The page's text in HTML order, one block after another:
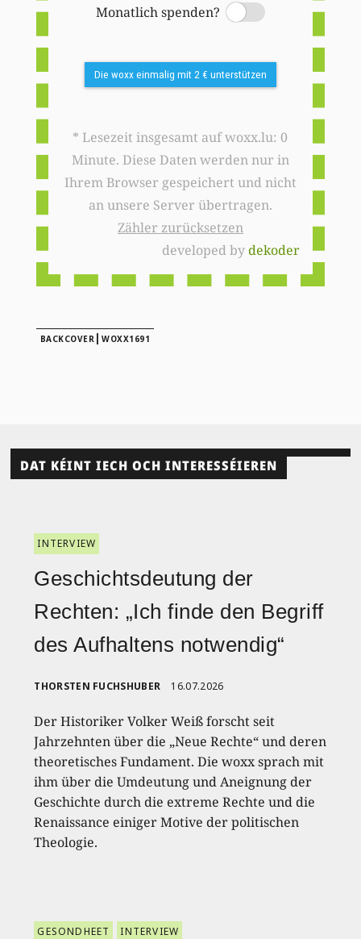
Monatlich spenden?
Switch
Die woxx einmalig mit 2 € unterstützen
* Lesezeit insgesamt auf woxx.lu: 0
Minute. Diese Daten werden nur in
Ihrem Browser gespeichert und nicht
an unsere Server übertragen.
Zähler zurücksetzen
developed bydekoder
BACKCOVER |WOXX1691
DAT KÉINT IECH OCH INTERESSÉIEREN
INTERVIEW
Geschichtsdeutung der
Rechten: „Ich finde den Begriff
des Aufhaltens notwendig“
THORSTEN FUCHSHUBER 16.07.2026
Der Historiker Volker Weiß forscht seit
Jahrzehnten über die „Neue Rechte“ und deren
theoretisches Fundament. Die woxx sprach mit
ihm über die Umdeutung und Aneignung der
Geschichte durch die extreme Rechte und die
Renaissance einiger Motive der politischen
Theologie.
GESONDHEET INTERVIEW